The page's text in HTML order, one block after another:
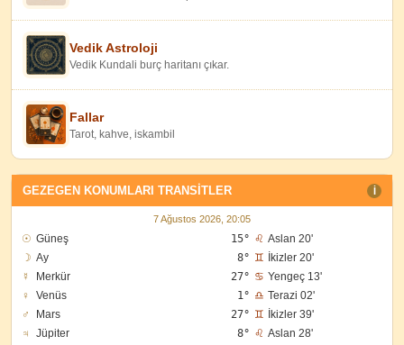
Vedik Astroloji
Vedik Kundali burç haritanı çıkar.
Fallar
Tarot, kahve, iskambil
GEZEGEN KONUMLARI TRANSITLER I
7 Ağustos 2026, 20:05
☉ Güneş 15° ♌ Aslan 20'
☽ Ay 8° ♊
İkizler 20'
☿
Merkür 27° ♋ Yengeç 13'
♀
Venüs 1° ♎ Terazi 02'
♂
Mars 27° ♊
İkizler 39'
♃
Jüpiter 8° ♌ Aslan 28'